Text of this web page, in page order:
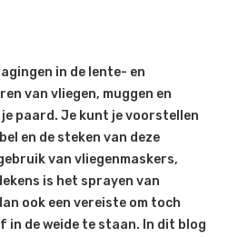
in de lente- en
van vliegen, muggen en
paard. Je kunt je voorstellen
en de steken van deze
van vliegenmaskers,
is het sprayen van
ook een vereiste om toch
de weide te staan. In dit blog